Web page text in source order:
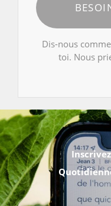
Dis-nous
toi. Nous